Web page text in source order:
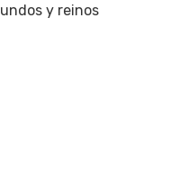
y reinos